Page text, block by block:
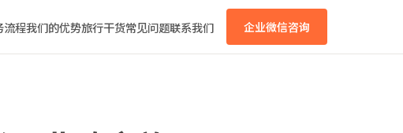
流程我们的优势旅行干货常见问题联系我们 企业微信咨询